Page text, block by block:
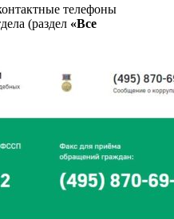
телефоны
(раздел «Все